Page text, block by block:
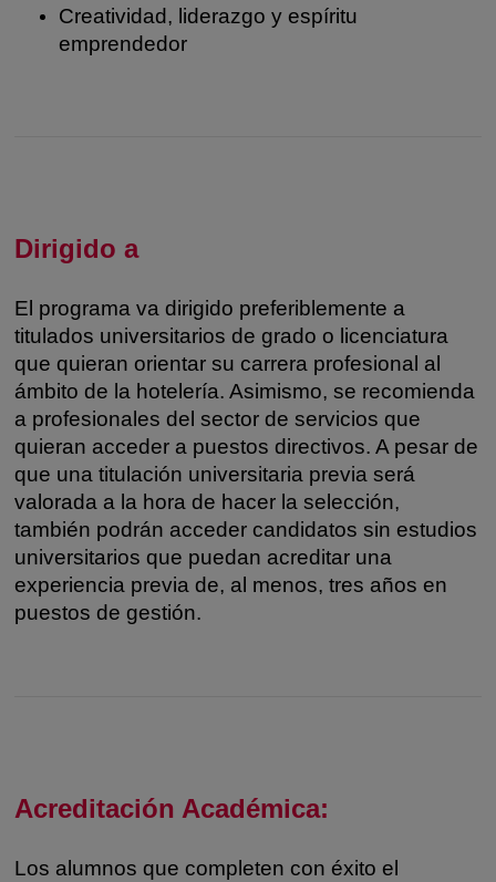
Creatividad, liderazgo y espíritu
emprendedor
Dirigido a
El programa va dirigido preferiblemente a
titulados universitarios de grado o licenciatura
que quieran orientar su carrera profesional al
ámbito de la hotelería. Asimismo, se recomienda
a profesionales del sector de servicios que
quieran acceder a puestos directivos. A pesar de
que una titulación universitaria previa será
valorada a la hora de hacer la selección,
también podrán acceder candidatos sin estudios
universitarios que puedan acreditar una
experiencia previa de, al menos, tres años en
puestos de gestión.
Acreditación Académica:
Los alumnos que completen con éxito el